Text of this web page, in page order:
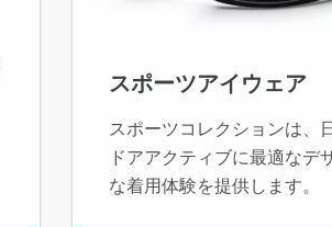
スポーツアイウェア
スポーツコレクションは、
ドアアクティブに最適なデ
な着用体験を提供します。